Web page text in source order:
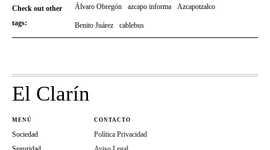
Check out other
tags:
Álvaro Obregón azcapo informa Azcapotzalco
Benito Juárez cablebus
El Clarín
MENÚ
Sociedad
CONTACTO
Política Privacidad